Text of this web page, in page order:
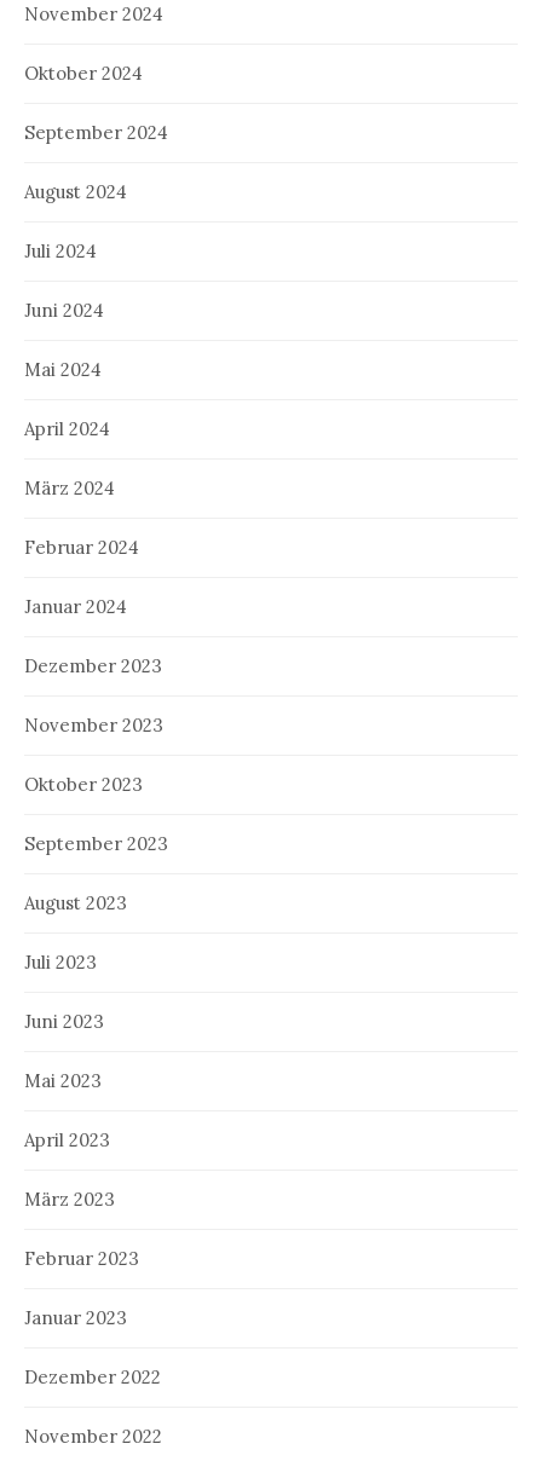
November 2024
Oktober 2024
September 2024
August 2024
Juli 2024
Juni 2024
Mai 2024
April 2024
März 2024
Februar 2024
Januar 2024
Dezember 2023
November 2023
Oktober 2023
September 2023
August 2023
Juli 2023
Juni 2023
Mai 2023
April 2023
März 2023
Februar 2023
Januar 2023
Dezember 2022
November 2022